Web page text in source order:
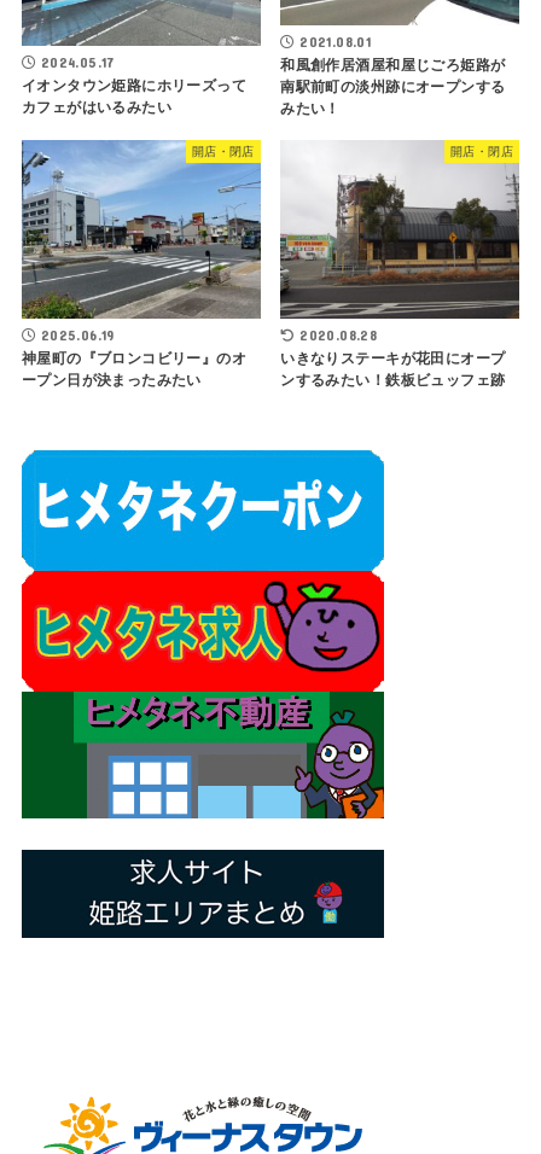
2024.05.17
イオンタウン姫路にホリーズって
カフェがはいるみたい
2021.08.01
和風創作居酒屋和屋じごろ姫路が
南駅前町の淡州跡にオープンする
みたい！
開店・閉店
2025.06.19
神屋町の『ブロンコビリー』のオ
ープン日が決まったみたい
開店・閉店
2020.08.28
いきなりステーキが花田にオープ
ンするみたい！鉄板ビュッフェ跡